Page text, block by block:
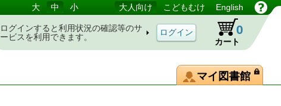
大 中 小 大人向け こどもむけ English
ログインすると利用状況の確認等のサ
ービスを利用できます。
カート
0
マイ図書館